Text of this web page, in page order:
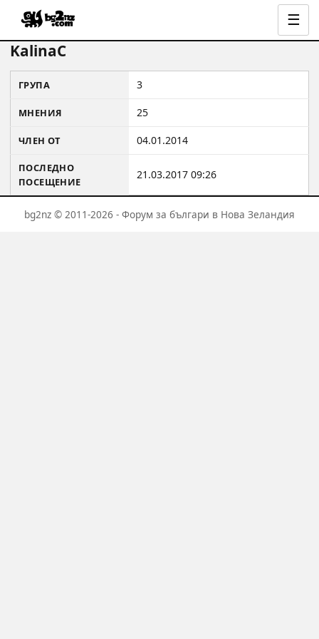
☰
KalinaC
ГРУПА 3
МНЕНИЯ 25
ЧЛЕН ОТ 04.01.2014
ПОСЛЕДНО
ПОСЕЩЕНИЕ
21.03.2017 09:26
bg2nz © 2011-2026 - Форум за българи в Нова Зеландия